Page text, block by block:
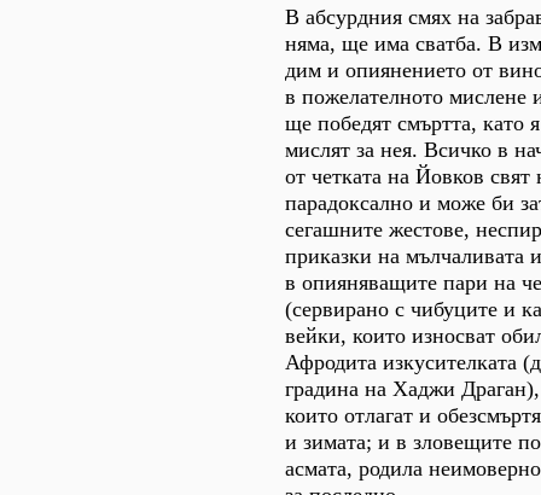
В абсурдния смях на
няма, ще има сватба. В
дим и опиянението от
в пожелателното мислене
ще победят смъртта, като
мислят за нея. Всичко в
от четката на Йовков свят
парадоксално и може би
сегашните жестове,
приказки на мълчаливата
в опияняващите пари на
(сервирано с чибуците и
вейки, които износват
Афродита изкусителката
градина на Хаджи
които отлагат и
и зимата; и в зловещите
асмата, родила